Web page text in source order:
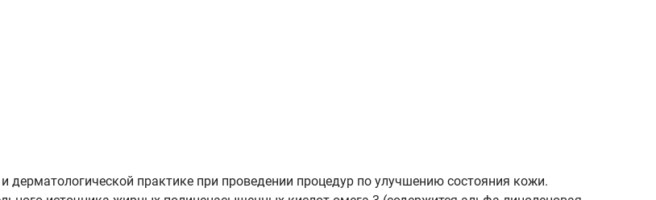
дерматологической практике при проведении процедур по улучшению состояния кожи.